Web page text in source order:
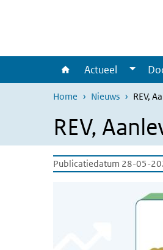
Actueel
Home Nieuws REV,
REV,
Publicatiedatum 28-05-